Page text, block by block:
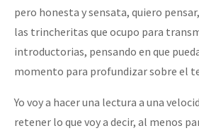
pero honesta y sensata, quiero
las trincheritas que ocupo para
introductorias, pensando en que
momento para profundizar sobre el
Yo voy a hacer una lectura a una
retener lo que voy a decir, al menos